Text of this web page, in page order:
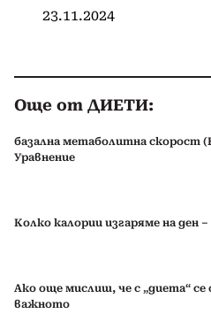
23.11.2024
Още от ДИЕТИ:
базална метаболитна скорост
Уравнение
Колко калории изгаряме на ден
Ако още мислиш, че с „диета“
важното